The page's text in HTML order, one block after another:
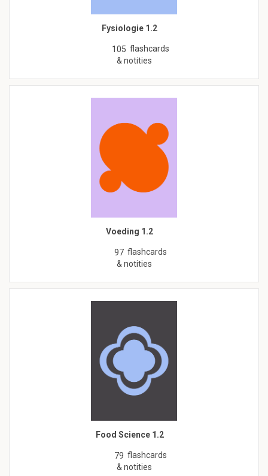
Fysiologie 1.2
105 flashcards
& notities
Voeding 1.2
97 flashcards
& notities
Food Science 1.2
79 flashcards
& notities